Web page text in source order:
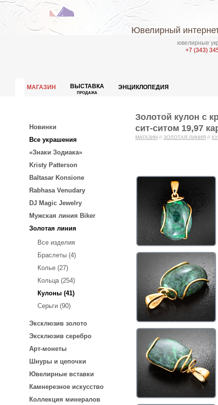
Ювелирный
ювелирные
+7 (343)
МАГАЗИН ВЫСТАВКА
ПРОДАЖА
ЭНЦИКЛОПЕДИЯ
Новинки
Все украшения
«Знаки Зодиака»
Kristy Patterson
Baltasar Konsione
Rabhasa Venudary
DJ Magic Jewelry
Мужская линия Biker
Золотая линия
Все изделия
Браслеты (4)
Колье (27)
Кольца (254)
Кулоны (41)
Серьги (90)
Эксклюзив золото
Эксклюзив серебро
Арт-монеты
Шнуры и цепочки
Ювелирные вставки
Камнерезное искусство
Коллекция минералов
Золотой кулон с
сит-ситом 19,97
МАГАЗИН // ЗОЛОТАЯ ЛИНИЯ //